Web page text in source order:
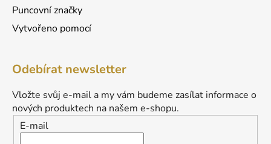
Puncovní značky
Vytvořeno pomocí
Odebírat newsletter
Vložte svůj e-mail a my vám budeme zasílat informace o
nových produktech na našem e-shopu.
E-mail